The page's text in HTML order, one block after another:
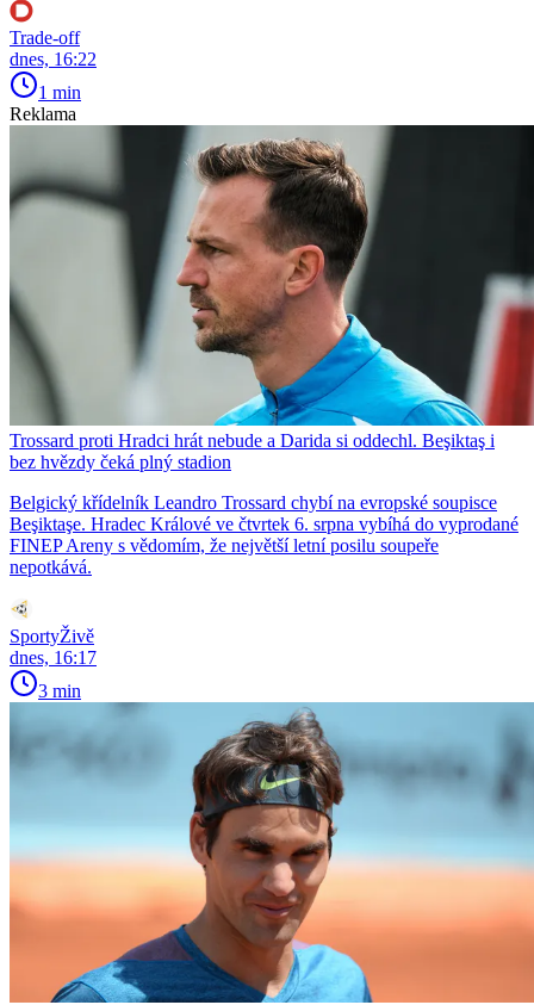
Trade-off
dnes, 16:22
1 min
Reklama
Trossard proti Hradci hrát nebude a Darida si oddechl. Beşiktaş i
bez hvězdy čeká plný stadion
Belgický křídelník Leandro Trossard chybí na evropské soupisce
Beşiktaşe. Hradec Králové ve čtvrtek 6. srpna vybíhá do vyprodané
FINEP Areny s vědomím, že největší letní posilu soupeře
nepotkává.
SportyŽivě
dnes, 16:17
3 min